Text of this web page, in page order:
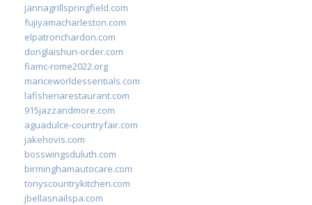
jannagrillspringfield.com
fujiyamacharleston.com
elpatronchardon.com
donglaishun-order.com
fiamc-rome2022.org
mariceworldessentials.com
lafisheriarestaurant.com
915jazzandmore.com
aguadulce-countryfair.com
jakehovis.com
bosswingsduluth.com
birminghamautocare.com
tonyscountrykitchen.com
jbellasnailspa.com